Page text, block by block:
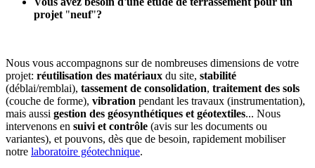
projet "neuf"?
Nous vous accompagnons sur de nombreuses dimensions de votre
projet: réutilisation des matériaux du site, stabilité
(déblai/remblai), tassement de consolidation, traitement des sols
(couche de forme), vibration pendant les travaux (instrumentation),
mais aussi gestion des géosynthétiques et géotextiles... Nous
intervenons en suivi et contrôle (avis sur les documents ou
variantes), et pouvons, dès que de besoin, rapidement mobiliser
notre laboratoire géotechnique.